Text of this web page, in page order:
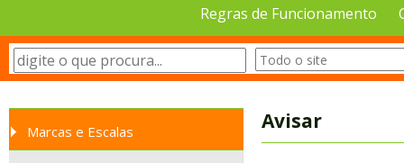
Regras de Funcionamento
Marcas e Escalas Avisar